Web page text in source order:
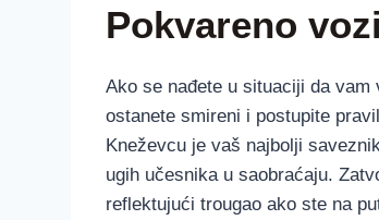
Pokvareno
Ako se nađete u situaciji da
ostanete smireni i postupite
Kneževcu je vaš najbolji
ugih učesnika u saobraćaju.
reflektujući trougao ako ste na